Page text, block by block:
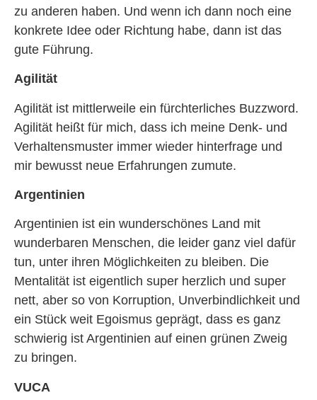
zu anderen haben. Und wenn ich dann noch eine
konkrete Idee oder Richtung habe, dann ist das
gute Führung.
Agilität
Agilität ist mittlerweile ein fürchterliches Buzzword.
Agilität heißt für mich, dass ich meine Denk- und
Verhaltensmuster immer wieder hinterfrage und
mir bewusst neue Erfahrungen zumute.
Argentinien
Argentinien ist ein wunderschönes Land mit
wunderbaren Menschen, die leider ganz viel dafür
tun, unter ihren Möglichkeiten zu bleiben. Die
Mentalität ist eigentlich super herzlich und super
nett, aber so von Korruption, Unverbindlichkeit und
ein Stück weit Egoismus geprägt, dass es ganz
schwierig ist Argentinien auf einen grünen Zweig
zu bringen.
VUCA